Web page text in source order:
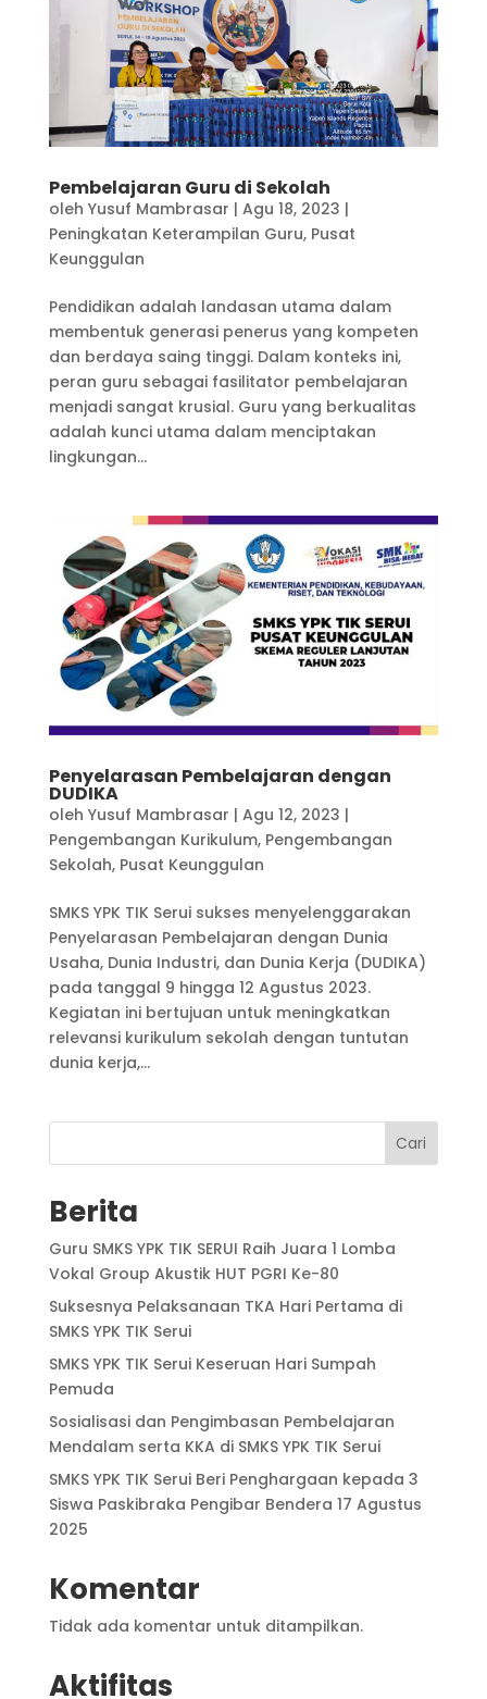
Pembelajaran Guru di Sekolah
oleh Yusuf Mambrasar | Agu 18, 2023 |
Peningkatan Keterampilan Guru, Pusat
Keunggulan
Pendidikan adalah landasan utama dalam
membentuk generasi penerus yang kompeten
dan berdaya saing tinggi. Dalam konteks ini,
peran guru sebagai fasilitator pembelajaran
menjadi sangat krusial. Guru yang berkualitas
adalah kunci utama dalam menciptakan
lingkungan...
Penyelarasan Pembelajaran dengan
DUDIKA
oleh Yusuf Mambrasar | Agu 12, 2023 |
Pengembangan Kurikulum, Pengembangan
Sekolah, Pusat Keunggulan
SMKS YPK TIK Serui sukses menyelenggarakan
Penyelarasan Pembelajaran dengan Dunia
Usaha, Dunia Industri, dan Dunia Kerja (DUDIKA)
pada tanggal 9 hingga 12 Agustus 2023.
Kegiatan ini bertujuan untuk meningkatkan
relevansi kurikulum sekolah dengan tuntutan
dunia kerja,...
Cari
Berita
Guru SMKS YPK TIK SERUI Raih Juara 1 Lomba
Vokal Group Akustik HUT PGRI Ke-80
Suksesnya Pelaksanaan TKA Hari Pertama di
SMKS YPK TIK Serui
SMKS YPK TIK Serui Keseruan Hari Sumpah
Pemuda
Sosialisasi dan Pengimbasan Pembelajaran
Mendalam serta KKA di SMKS YPK TIK Serui
SMKS YPK TIK Serui Beri Penghargaan kepada 3
Siswa Paskibraka Pengibar Bendera 17 Agustus
2025
Komentar
Tidak ada komentar untuk ditampilkan.
Aktifitas